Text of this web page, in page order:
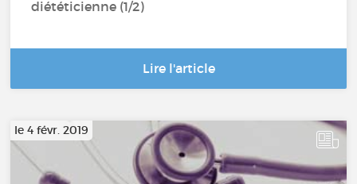
diététicienne (1/2)
Lire l'article
le 4 févr. 2019